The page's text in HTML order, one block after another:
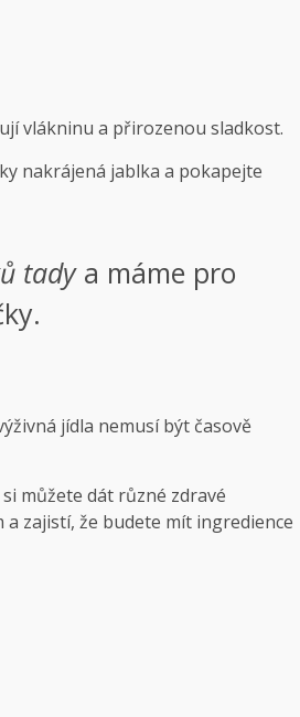
vlákninu a přirozenou sladkost.
nakrájená jablka a pokapejte
tadya máme pro
jídla nemusí být časově
můžete dát různé zdravé
zajistí, že budete mít ingredience